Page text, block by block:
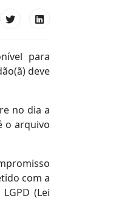
para
deve
no dia a
o arquivo
com a
(Lei